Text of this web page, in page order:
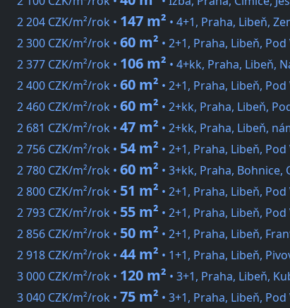
2 204 CZK/m²/rok • 147 m² • 4+1, Praha, Libeň,
2 300 CZK/m²/rok • 60 m² • 2+1, Praha, Libeň,
2 377 CZK/m²/rok • 106 m² • 4+kk, Praha, Libeň,
2 400 CZK/m²/rok • 60 m² • 2+1, Praha, Libeň,
2 460 CZK/m²/rok • 60 m² • 2+kk, Praha, Libeň,
2 681 CZK/m²/rok • 47 m² • 2+kk, Praha, Libeň,
2 756 CZK/m²/rok • 54 m² • 2+1, Praha, Libeň,
2 780 CZK/m²/rok • 60 m² • 3+kk, Praha, Bohnice,
2 800 CZK/m²/rok • 51 m² • 2+1, Praha, Libeň,
2 793 CZK/m²/rok • 55 m² • 2+1, Praha, Libeň,
2 856 CZK/m²/rok • 50 m² • 2+1, Praha, Libeň,
2 918 CZK/m²/rok • 44 m² • 1+1, Praha, Libeň,
3 000 CZK/m²/rok • 120 m² • 3+1, Praha, Libeň,
3 040 CZK/m²/rok • 75 m² • 3+1, Praha, Libeň,